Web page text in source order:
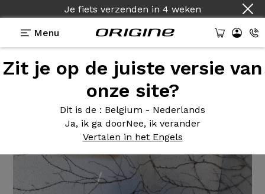
Je fiets verzenden in 4 weken
Menu
Zit je op de juiste versie van
onze site?
Dit is de : Belgium - Nederlands
Ja, ik ga doorNee, ik verander
Vertalen in het Engels
Getuigenissen>Théorème GTR 29
ThéorèmeGTR 29